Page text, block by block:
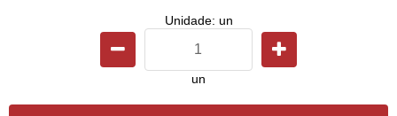
Unidade: un
un